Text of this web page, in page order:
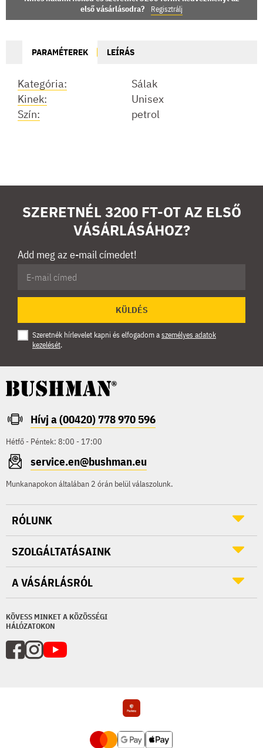
első vásárlásodra?
Regisztrálj
PARAMÉTEREK LEÍRÁS
Kategória:
Sálak
Kinek:
Unisex
Szín:
petrol
SZERETNÉL 3200 FT-OT AZ ELSŐ
VÁSÁRLÁSÁHOZ?
Add meg az e-mail címedet!
KÜLDÉS
Szeretnék hírlevelet kapni és elfogadom aszemélyes adatok
kezelését.
Hívj a (00420) 778 970 596
Hétfő - Péntek: 8:00 - 17:00
service.en@bushman.eu
Munkanapokon általában 2 órán belül válaszolunk.
KÖVESS MINKET A KÖZÖSSÉGI
HÁLÓZATOKON
RÓLUNK
SZOLGÁLTATÁSAINK
A VÁSÁRLÁSRÓL